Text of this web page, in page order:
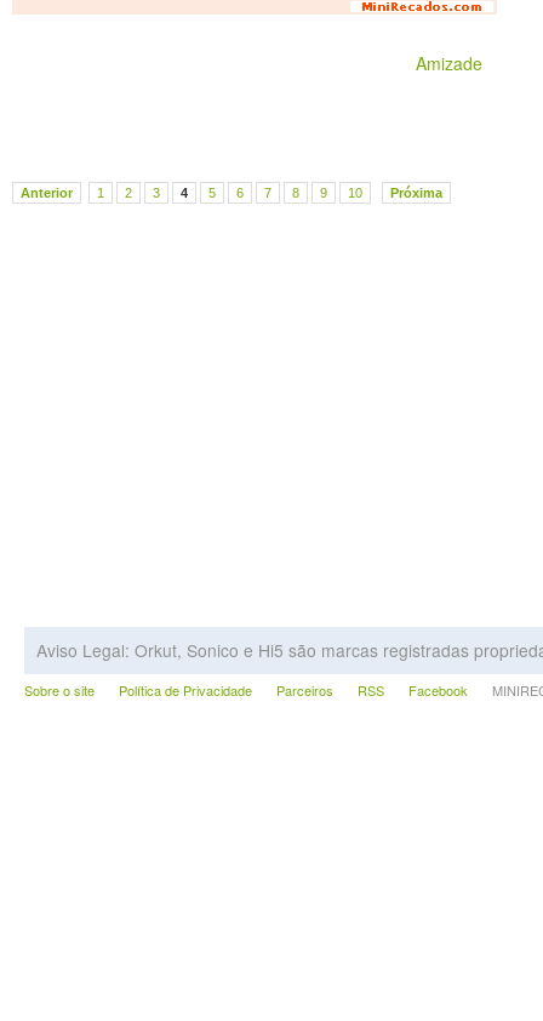
Amizade
Anterior 1 2 3 4 5 6 7 8 9 10 Próxima
Aviso Legal: Orkut, Sonico e Hi5 são marcas registradas
Sobre o site Política de Privacidade Parceiros RSS Facebook